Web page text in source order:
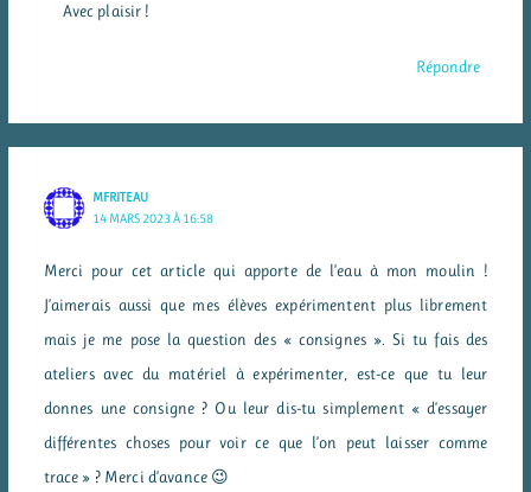
Avec plaisir !
Répondre
MFRITEAU
14 MARS 2023 À 16:58
Merci pour cet article qui apporte de l’eau à mon moulin !
J’aimerais aussi que mes élèves expérimentent plus librement
mais je me pose la question des « consignes ». Si tu fais des
ateliers avec du matériel à expérimenter, est-ce que tu leur
donnes une consigne ? Ou leur dis-tu simplement « d’essayer
différentes choses pour voir ce que l’on peut laisser comme
trace » ? Merci d’avance 😉